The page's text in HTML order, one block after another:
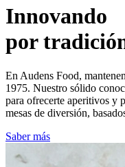
Innovando
por
En Audens Food,
1975. Nuestro sólido
para ofrecerte aperitivos y
mesas de diversión,
Saber más